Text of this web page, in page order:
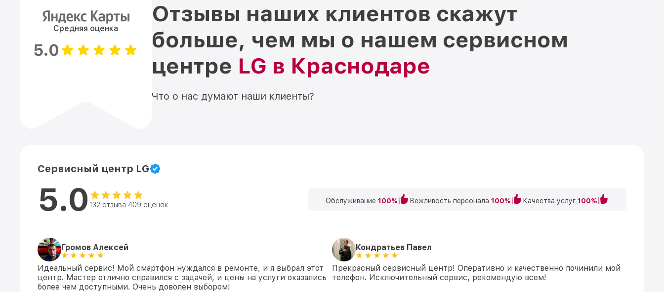
Средняя оценка
5.0
Отзывы наших клиентов скажут
больше, чем мы о нашем сервисном
центре LG в Краснодаре
Что о нас думают наши клиенты?
Сервисный центр LG
5.0 132 отзыва 409 оценок Обслуживание 100% Вежливость персонала 100% Качества услуг 100%
Громов Алексей
Идеальный сервис! Мой смартфон нуждался в ремонте, и я выбрал этот
центр. Мастер отлично справился с задачей, и цены на услуги оказались
более чем доступными. Очень доволен выбором!
Кондратьев Павел
Прекрасный сервисный центр! Оперативно и качественно починили мой
телефон. Исключительный сервис, рекомендую всем!